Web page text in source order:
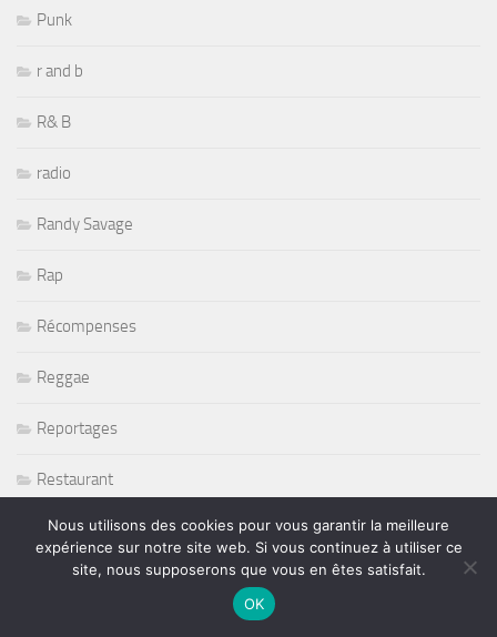
Punk
r and b
R& B
radio
Randy Savage
Rap
Récompenses
Reggae
Reportages
Restaurant
Rétromobile 2011
Return To Forever
Nous utilisons des cookies pour vous garantir la meilleure
expérience sur notre site web. Si vous continuez à utiliser ce
site, nous supposerons que vous en êtes satisfait.
OK